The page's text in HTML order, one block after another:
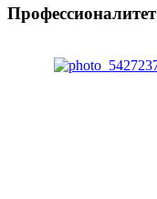
Профессионалитет